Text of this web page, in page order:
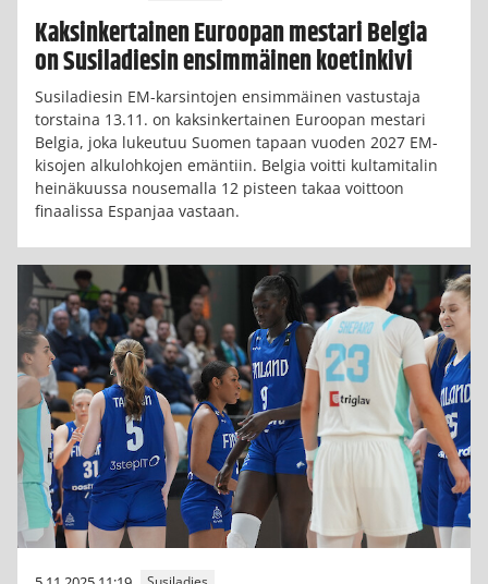
Kaksinkertainen Euroopan mestari Belgia
on Susiladiesin ensimmäinen koetinkivi
Susiladiesin EM-karsintojen ensimmäinen vastustaja
torstaina 13.11. on kaksinkertainen Euroopan mestari
Belgia, joka lukeutuu Suomen tapaan vuoden 2027 EM-
kisojen alkulohkojen emäntiin. Belgia voitti kultamitalin
heinäkuussa nousemalla 12 pisteen takaa voittoon
finaalissa Espanjaa vastaan.